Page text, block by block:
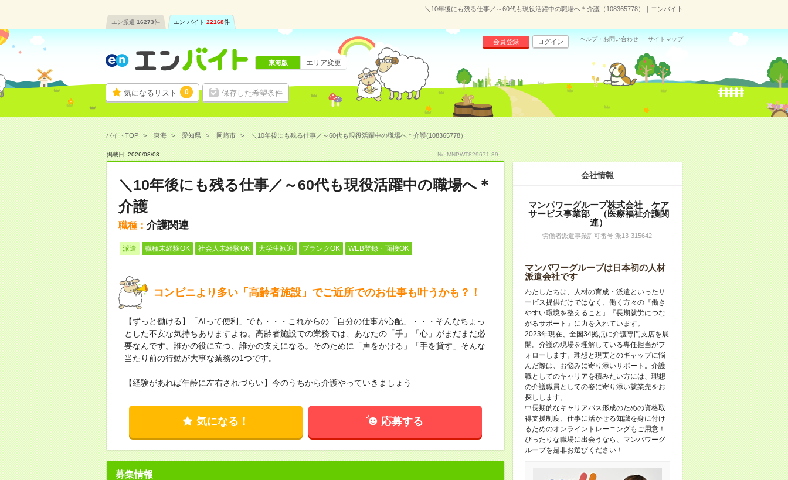
＼10年後にも残る仕事／～60代も現役活躍中の職場へ＊介護（108365778）｜エンバイト
エン派遣 16273件 エン バイト 22168件
気になるリスト 0 保存した希望条件
会員登録 ログイン ヘルプ・お問い合わせ サイトマップ
東海版 エリア変更
バイトTOP 東海 愛知県 岡崎市 ＼10年後にも残る仕事／～60代も現役活躍中の職場へ＊介護(108365778）
掲載日 :2026/08/03 No.MNPWT829671-39
＼10年後にも残る仕事／～60代も現役活躍中の職場へ＊
介護
職種： 介護関連
派遣 職種未経験OK 社会人未経験OK 大学生歓迎 ブランクOK WEB登録・面接OK
コンビニより多い「高齢者施設」でご近所でのお仕事も叶うかも？！
【ずっと働ける】「AIって便利」でも・・・これからの「自分の仕事が心配」・・・そんなちょっ
とした不安な気持ちありますよね。高齢者施設での業務では、あなたの「手」「心」がまだまだ必
要なんです。誰かの役に立つ、誰かの支えになる。そのために「声をかける」「手を貸す」そんな
当たり前の行動が大事な業務の1つです。
【経験があれば年齢に左右されづらい】今のうちから介護やっていきましょう
気になる！ 応募する
募集情報
会社情報
マンパワーグループ株式会社 ケア
サービス事業部 （医療福祉介護関
連）
労働者派遣事業許可番号:派13-315642
マンパワーグループは日本初の人材
派遣会社です
わたしたちは、人材の育成・派遣といったサ
ービス提供だけではなく、働く方々の『働き
やすい環境を整えること』『長期就労につな
がるサポート』に力を入れています。
2023年現在、全国34拠点に介護専門支店を展
開。介護の現場を理解している専任担当がフ
ォローします。理想と現実とのギャップに悩
んだ際は、お悩みに寄り添いサポート。介護
職としてのキャリアを積みたい方には、理想
の介護職員としての姿に寄り添い就業先をお
探しします。
中長期的なキャリアパス形成のための資格取
得支援制度、仕事に活かせる知識を身に付け
るためのオンライントレーニングもご用意！
ぴったりな職場に出会うなら、マンパワーグ
ループを是非お選びください！